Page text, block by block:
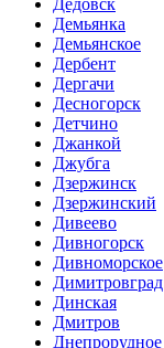
Дедовск
Демьянка
Демьянское
Дербент
Дергачи
Десногорск
Детчино
Джанкой
Джубга
Дзержинск
Дзержинский
Дивеево
Дивногорск
Дивноморское
Димитровград
Динская
Дмитров
Днепрорудное